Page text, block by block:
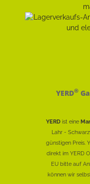
YERD®
YERD ist eine
Lahr -
günstigen Preis.
direkt im YERD
EU bitte auf
können wir